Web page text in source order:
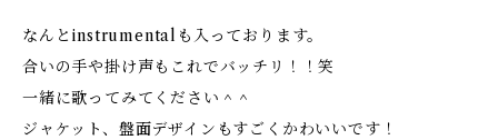
なんとinstrumentalも入っております。
合いの手や掛け声もこれでバッチリ！！笑
一緒に歌ってみてください＾＾
ジャケット、盤面デザインもすごくかわいいです！